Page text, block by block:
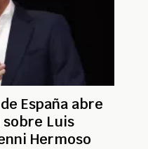
España abre
Luis
Hermoso